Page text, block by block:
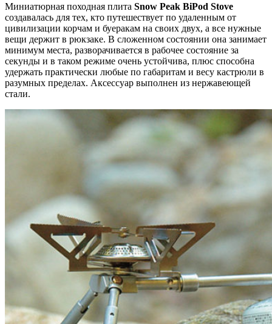
Миниатюрная походная плита Snow Peak BiPod Stove
создавалась для тех, кто путешествует по удаленным от
цивилизации корчам и буеракам на своих двух, а все нужные
вещи держит в рюкзаке. В сложенном состоянии она занимает
минимум места, разворачивается в рабочее состояние за
секунды и в таком режиме очень устойчива, плюс способна
удержать практически любые по габаритам и весу кастрюли в
разумных пределах. Аксессуар выполнен из нержавеющей
стали.